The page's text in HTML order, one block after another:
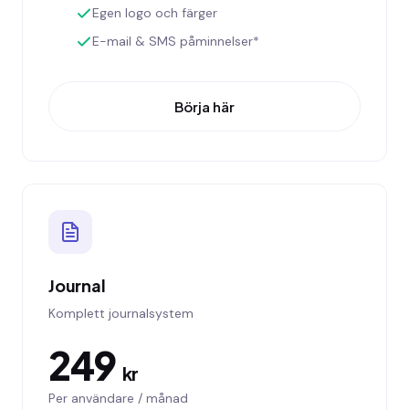
Egen logo och färger
E-mail & SMS påminnelser*
Börja här
Journal
Komplett journalsystem
249 kr
Per användare / månad